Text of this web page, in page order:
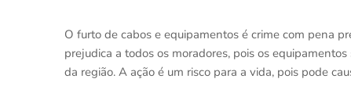
O furto de cabos e equipamentos é crime com pena
prejudica a todos os moradores, pois os
da região. A ação é um risco para a vida, pois pode